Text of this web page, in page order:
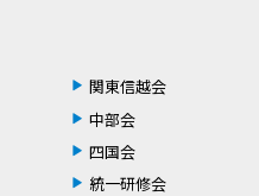
関東信越会
中部会
四国会
統一研修会